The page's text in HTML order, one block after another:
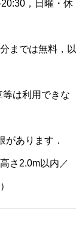
，日曜・休
までは無料，以
は利用できな
があります．
さ2.0m以内／